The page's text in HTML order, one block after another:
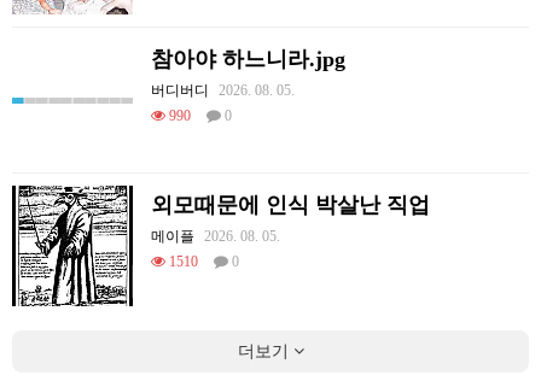
참아야 하느니라.jpg
버디버디
2026. 08. 05.
990
0
외모때문에 인식 박살난 직업
메이플
2026. 08. 05.
1510
0
더보기